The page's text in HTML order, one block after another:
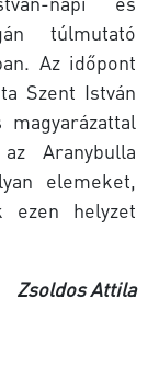
túlmutató
Az időpont
Szent István
Aranybulla
elemeket,
ezen helyzet
Zsoldos Attila